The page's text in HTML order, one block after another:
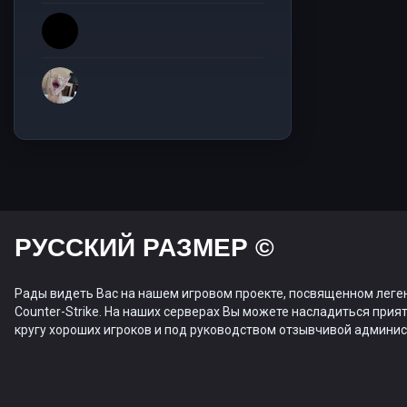
РУССКИЙ РАЗМЕР ©
Рады видеть Вас на нашем игровом проекте, посвященном
Counter-Strike. На наших серверах Вы можете насладиться
кругу хороших игроков и под руководством отзывчивой